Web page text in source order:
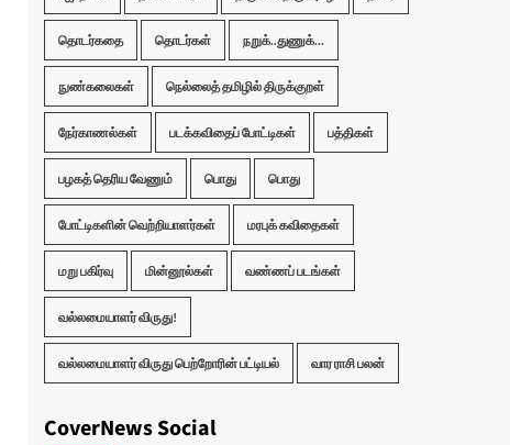
தொடர்கதை தொடர்கள் நறுக்..துணுக்...
நுண்கலைகள் நெல்லைத் தமிழில் திருக்குறள்
நேர்காணல்கள் படக்கவிதைப் போட்டிகள் பத்திகள்
பழகத் தெரிய வேணும் பொது பொது
போட்டிகளின் வெற்றியாளர்கள் மரபுக் கவிதைகள்
மறு பகிர்வு மின்னூல்கள் வண்ணப் படங்கள்
வல்லமையாளர் விருது!
வல்லமையாளர் விருது பெற்றோரின் பட்டியல் வார ராசி பலன்
CoverNews Social